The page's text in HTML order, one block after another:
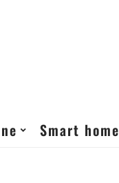
Smart home